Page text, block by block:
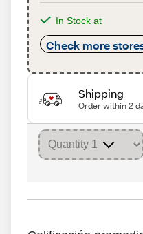
In Stock at
Check more
Shipping
Order within 2